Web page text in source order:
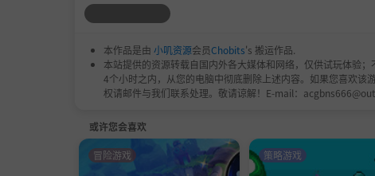
本作品是由 小叽资源会员Chobits's 搬运作品.
本站提供的资源转载自国内外各大媒体和网络，仅供试玩体验
4个小时之内，从您的电脑中彻底删除上述内容。如果您喜欢
权请邮件与我们联系处理。敬请谅解！E-mail：
或许您会喜欢
冒险游戏 策略游戏